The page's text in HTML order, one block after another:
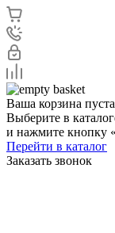
Ваша корзина пуста
Выберите в
и нажмите кнопку
Перейти в каталог
Заказать звонок